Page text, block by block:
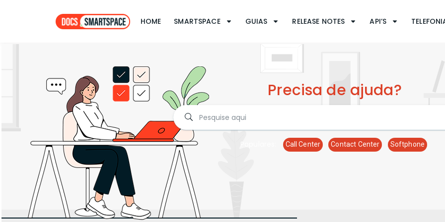
HOME SMARTSPACE GUIAS RELEASE NOTES API’S
Precisa de ajuda?
Call Center Contact Center Softphone